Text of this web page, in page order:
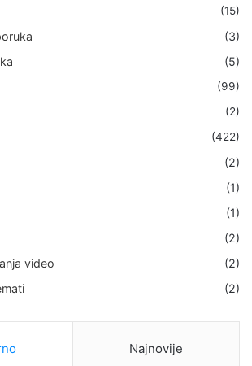
(15)
(3)
(5)
(99)
(2)
(422)
(2)
(1)
(1)
(2)
video
(2)
(2)
Najnovije